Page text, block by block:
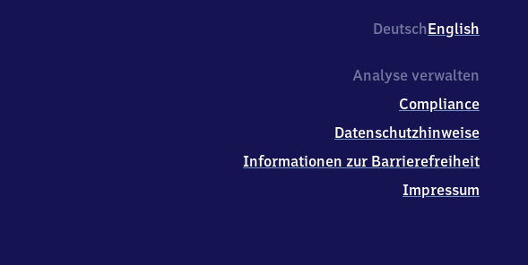
DeutschEnglish
Analyse verwalten
Compliance
Datenschutzhinweise
Informationen zur Barrierefreiheit
Impressum